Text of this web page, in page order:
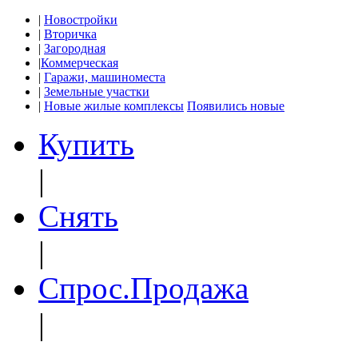
| Новостройки
| Вторичка
| Загородная
|Коммерческая
| Гаражи, машиноместа
| Земельные участки
| Новые жилые комплексы Появились новые
Купить
|
Снять
|
Спрос.Продажа
|